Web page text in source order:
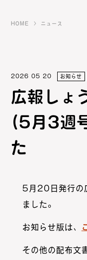
HOME ニュース
2026 05 20 お知らせ
広報しょ
(5月3週
た
5月20日発行の
ました。
お知らせ版は、
その他の配布文